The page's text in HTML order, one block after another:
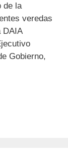
de la
veredas
DAIA
Gobierno,